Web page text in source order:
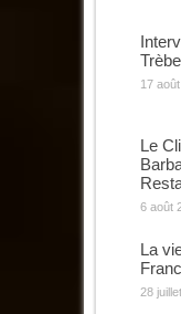
17
Le
6 août
La
28